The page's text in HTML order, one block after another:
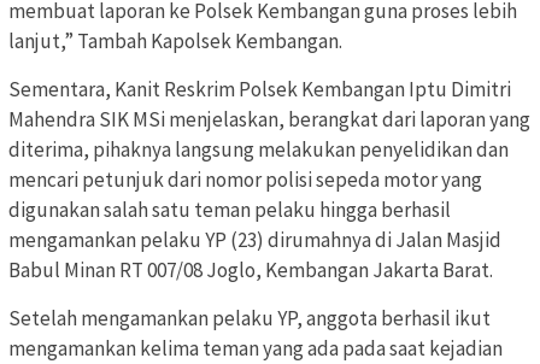
membuat laporan ke Polsek Kembangan guna proses lebih
lanjut,” Tambah Kapolsek Kembangan.
Sementara, Kanit Reskrim Polsek Kembangan Iptu Dimitri
Mahendra SIK MSi menjelaskan, berangkat dari laporan yang
diterima, pihaknya langsung melakukan penyelidikan dan
mencari petunjuk dari nomor polisi sepeda motor yang
digunakan salah satu teman pelaku hingga berhasil
mengamankan pelaku YP (23) dirumahnya di Jalan Masjid
Babul Minan RT 007/08 Joglo, Kembangan Jakarta Barat.
Setelah mengamankan pelaku YP, anggota berhasil ikut
mengamankan kelima teman yang ada pada saat kejadian